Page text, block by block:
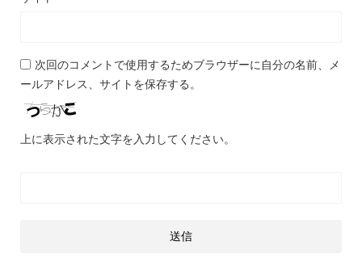
次回のコメントで使用するためブラウザーに自分の名前、メ
ールアドレス、サイトを保存する。
上に表示された文字を入力してください。